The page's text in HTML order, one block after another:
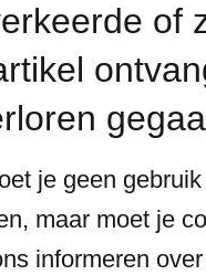
of
je geen
maar moet je
informeren